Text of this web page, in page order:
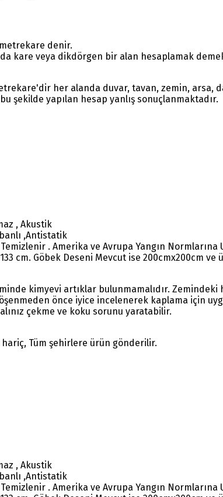
denir.
kare veya dikdörgen bir alan hesaplamak
her alanda duvar, tavan, zemin,
şekilde yapılan hesap yanlış sonuçlanmaktadır.
, Akustik
,Antistatik
. Amerika ve Avrupa Yangın Normlarına
cm. Göbek Deseni Mevcut ise 200cmx200cm ve
kimyevi artıklar bulunmamalıdır.
önce iyice incelenerek kaplama için
çekme ve koku sorunu yaratabilir.
hariç, Tüm şehirlere ürün gönderilir.
, Akustik
,Antistatik
. Amerika ve Avrupa Yangın Normlarına